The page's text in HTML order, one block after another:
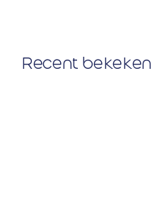
Recent bekeken